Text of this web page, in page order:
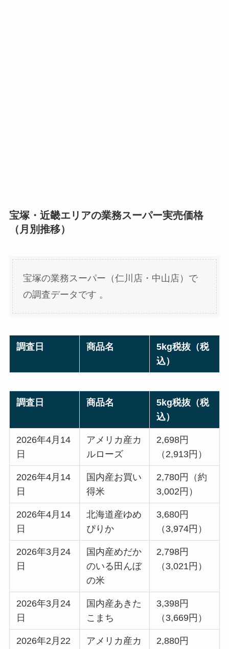
宝塚・近畿エリアの業務スーパー実売価格
（月別推移）
宝塚の業務スーパー（仁川店・中山店）で
の調査データです 。
調査日 商品名
5kg税抜（税
込）
調査日 商品名
5kg税抜（税
込）
2026年4月14
日
アメリカ産カ
ルローズ
2,698円
（2,913円）
2026年4月14
日
国内産お買い
得米
2,780円（約
3,002円）
2026年4月14
日
北海道産ゆめ
ぴりか
3,680円
（3,974円）
2026年3月24
日
国内産めだか
のいる田んぼ
の米
2,798円
（3,021円）
2026年3月24
日
国内産あきた
こまち
3,398円
（3,669円）
2026年2月22
アメリカ産カ
2,880円